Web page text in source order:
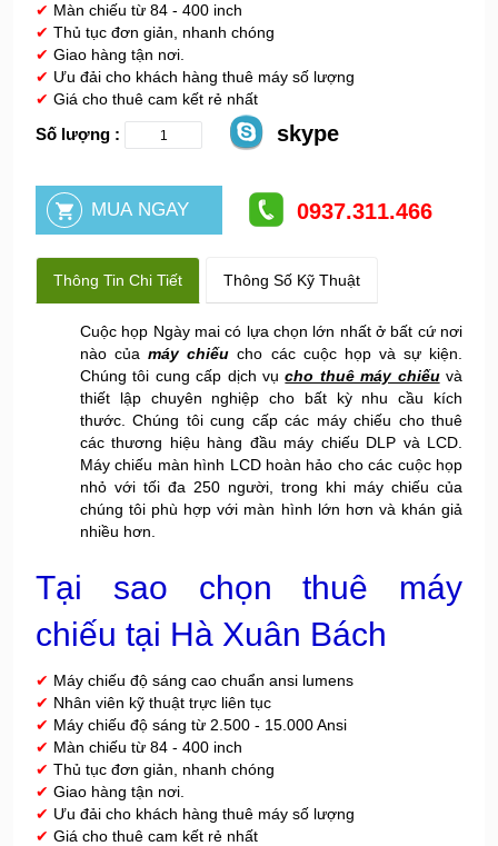
✔ Màn chiếu từ 84 - 400 inch
✔ Thủ tục đơn giản, nhanh chóng
✔ Giao hàng tận nơi.
✔ Ưu đải cho khách hàng thuê máy số lượng
✔ Giá cho thuê cam kết rẻ nhất
Số lượng : skype
0937.311.466
Thông Tin Chi Tiết Thông Số Kỹ Thuật
Cuộc họp Ngày mai có lựa chọn lớn nhất ở bất cứ nơi
nào củamáy chiếu cho các cuộc họp và sự kiện.
Chúng tôi cung cấp dịch vụcho thuê máy chiếuvà
thiết lập chuyên nghiệp cho bất kỳ nhu cầu kích
thước. Chúng tôi cung cấp các máy chiếu cho thuê
các thương hiệu hàng đầu máy chiếu DLP và LCD.
Máy chiếu màn hình LCD hoàn hảo cho các cuộc họp
nhỏ với tối đa 250 người, trong khi máy chiếu của
chúng tôi phù hợp với màn hình lớn hơn và khán giả
nhiều hơn.
Tại sao chọn thuê máy
chiếu tại Hà Xuân Bách
✔ Máy chiếu độ sáng cao chuẩn ansi lumens
✔ Nhân viên kỹ thuật trực liên tục
✔ Máy chiếu độ sáng từ 2.500 - 15.000 Ansi
✔ Màn chiếu từ 84 - 400 inch
✔ Thủ tục đơn giản, nhanh chóng
✔ Giao hàng tận nơi.
✔ Ưu đải cho khách hàng thuê máy số lượng
✔ Giá cho thuê cam kết rẻ nhất